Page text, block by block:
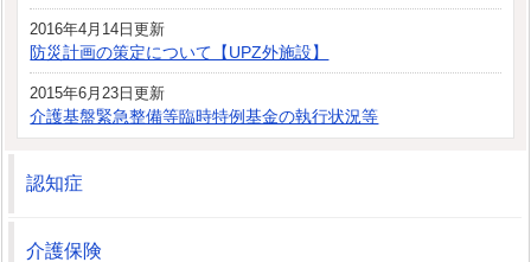
2016年4月14日更新
防災計画の策定について【UPZ外施設】
2015年6月23日更新
介護基盤緊急整備等臨時特例基金の執行状況等
認知症
介護保険